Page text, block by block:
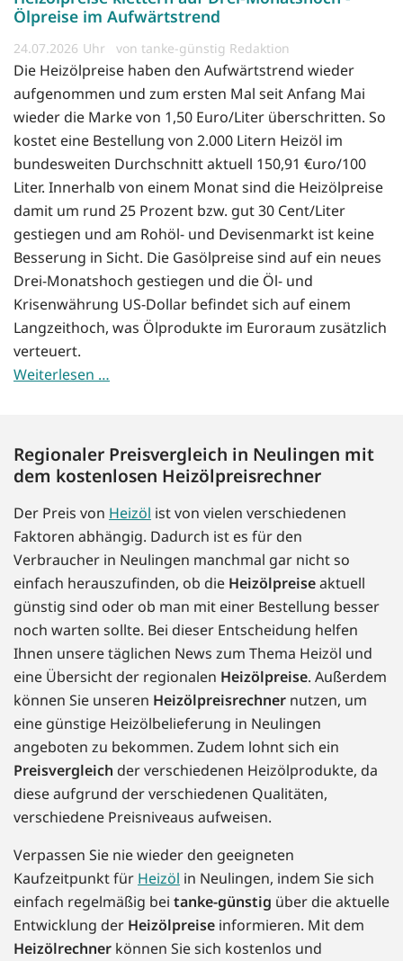
Ölpreise im Aufwärtstrend
24.07.2026 von tanke-günstig Redaktion
Die Heizölpreise haben den Aufwärtstrend wieder
aufgenommen und zum ersten Mal seit Anfang Mai
wieder die Marke von 1,50 Euro/Liter überschritten. So
kostet eine Bestellung von 2.000 Litern Heizöl im
bundesweiten Durchschnitt aktuell 150,91 €uro/100
Liter. Innerhalb von einem Monat sind die Heizölpreise
damit um rund 25 Prozent bzw. gut 30 Cent/Liter
gestiegen und am Rohöl- und Devisenmarkt ist keine
Besserung in Sicht. Die Gasölpreise sind auf ein neues
Drei-Monatshoch gestiegen und die Öl- und
Krisenwährung US-Dollar befindet sich auf einem
Langzeithoch, was Ölprodukte im Euroraum zusätzlich
verteuert.
Weiterlesen …
Regionaler Preisvergleich in Neulingen mit
dem kostenlosen Heizölpreisrechner
Der Preis von Heizöl ist von vielen verschiedenen
Faktoren abhängig. Dadurch ist es für den
Verbraucher in Neulingen manchmal gar nicht so
einfach herauszufinden, ob die Heizölpreiseaktuell
günstig sind oder ob man mit einer Bestellung besser
noch warten sollte. Bei dieser Entscheidung helfen
Ihnen unsere täglichen News zum Thema Heizöl und
eine Übersicht der regionalen Heizölpreise. Außerdem
können Sie unseren Heizölpreisrechner nutzen, um
eine günstige Heizölbelieferung in Neulingen
angeboten zu bekommen. Zudem lohnt sich ein
Preisvergleich der verschiedenen Heizölprodukte, da
diese aufgrund der verschiedenen Qualitäten,
verschiedene Preisniveaus aufweisen.
Verpassen Sie nie wieder den geeigneten
Kaufzeitpunkt für Heizöl in Neulingen, indem Sie sich
einfach regelmäßig bei tanke-günstig über die aktuelle
Entwicklung der Heizölpreise informieren. Mit dem
Heizölrechner können Sie sich kostenlos und